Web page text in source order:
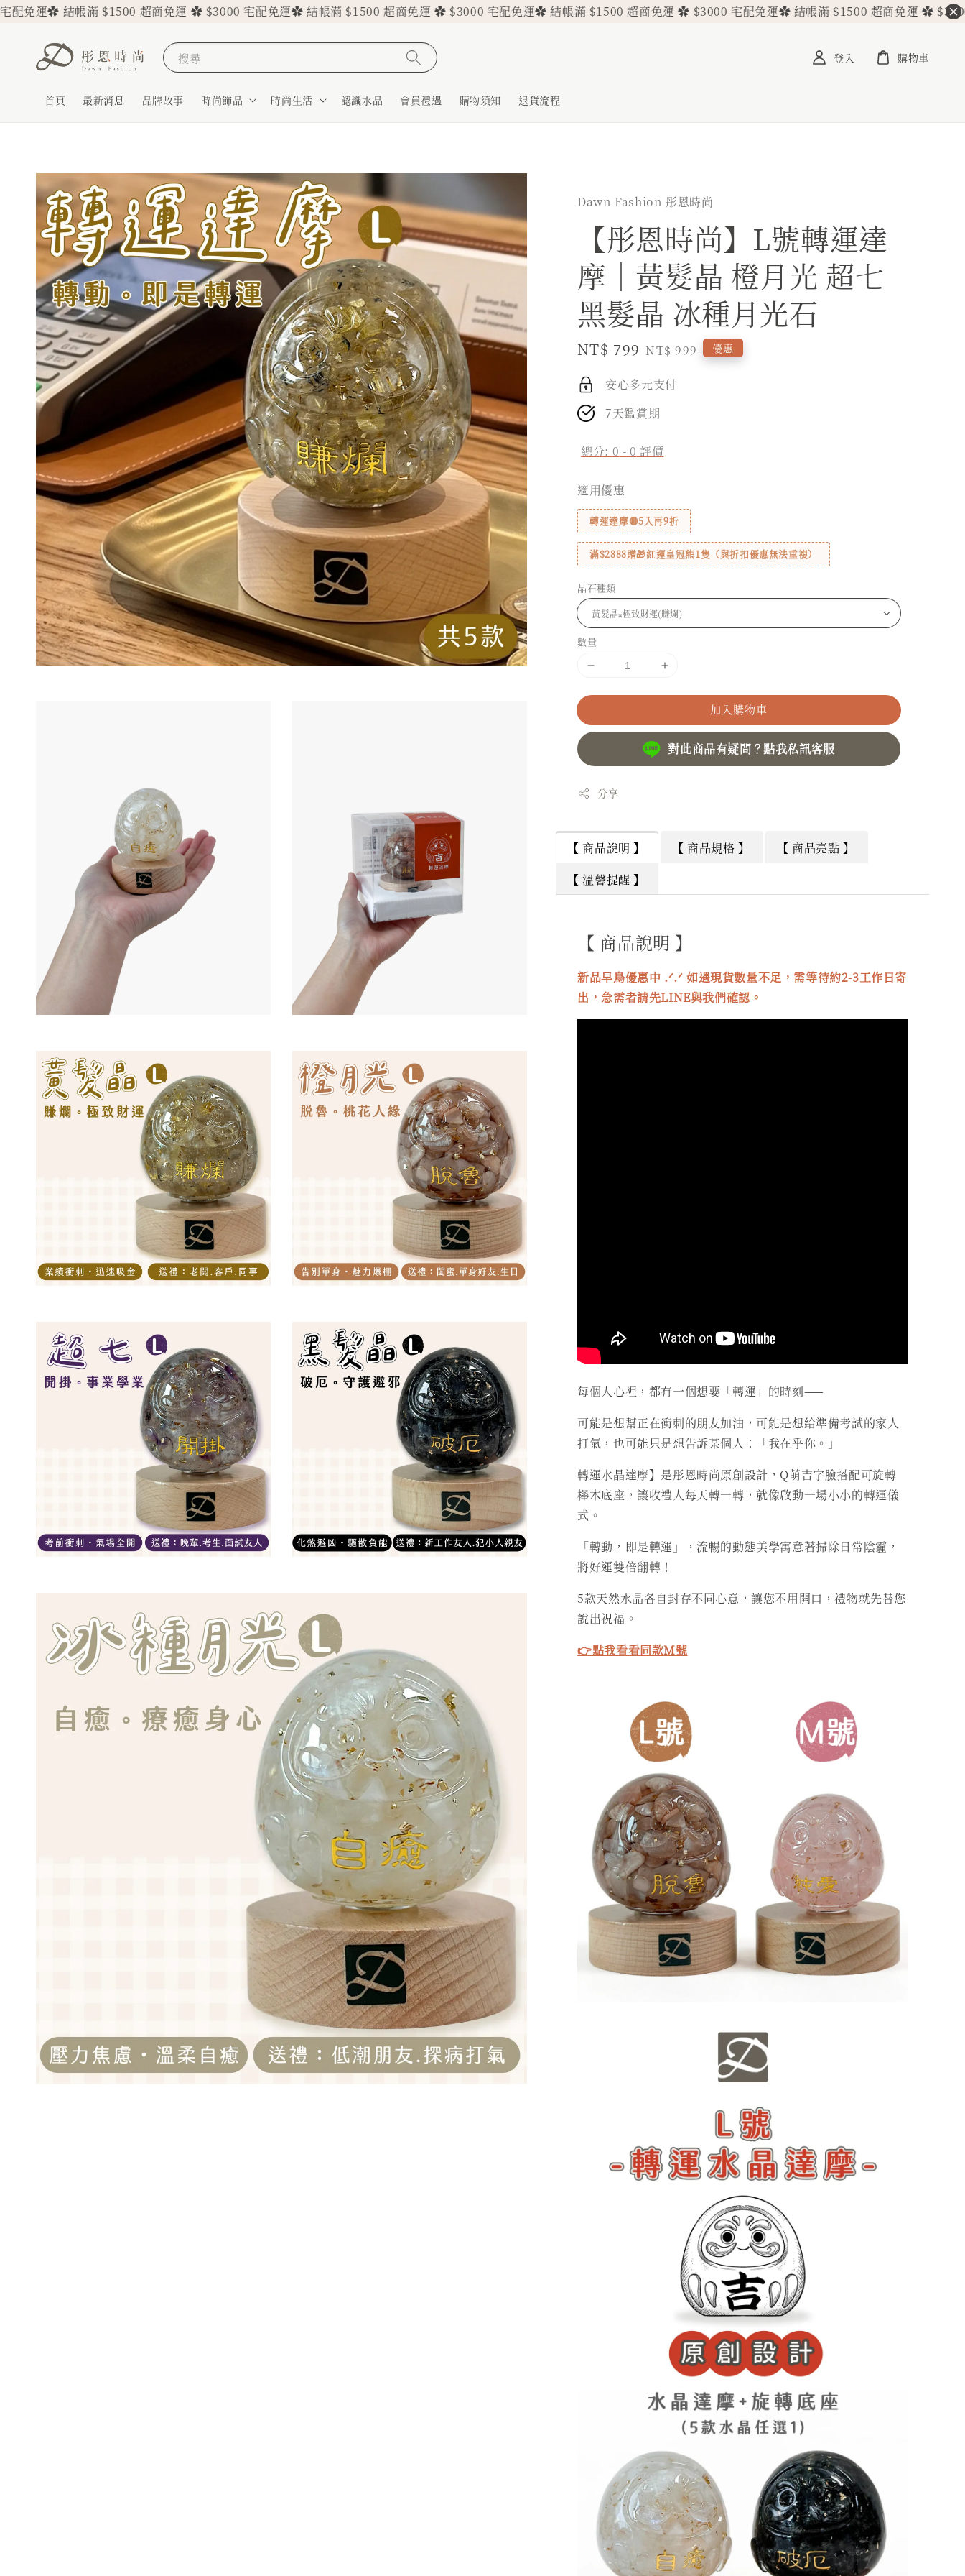
✿ 結帳滿 $1500 超商免運 ✿ $3000 宅配免運✿ 結帳滿 $1500 超商免運 ✿ $3000 宅配免運✿ 結帳滿 $1500 超商免運 ✿ $3000 宅配免運✿ 結帳滿 $1500 超商免運 ✿ $3000 宅配
搜尋
首頁 最新消息 品牌故事 時尚飾品 時尚生活 認識水晶 會員禮遇 購物須知 退貨流程
登入 購物車
Dawn Fashion 彤恩時尚
【彤恩時尚】L號轉運達
摩｜黃髮晶 橙月光 超七
黑髮晶 冰種月光石
Sale
price
NT$ 799 Regular
NT$ 999 優惠
安心多元支付
7天鑑賞期
總分: 0 -0 評價
適用優惠
轉運達摩🔴5入再9折
滿$2888贈🎁紅運皇冠熊1隻（與折扣優惠無法重複）
晶石種類
數量
加入購物車
對此商品有疑問？點我私訊客服
分享
【 商品說明 】 【 商品規格 】
【 商品亮點 】
【 溫馨提醒 】
【 商品說明 】
新品早鳥優惠中 .ᐟ.ᐟ 如遇現貨數量不足，需等待約2-3工作日寄
出，急需者請先LINE與我們確認。
每個人心裡，都有一個想要「轉運」的時刻——
可能是想幫正在衝刺的朋友加油，可能是想給準備考試的家人
打氣，也可能只是想告訴某個人：「我在乎你。」
轉運水晶達摩】是彤恩時尚原創設計，Q萌吉字臉搭配可旋轉
櫸木底座，讓收禮人每天轉一轉，就像啟動一場小小的轉運儀
式。
「轉動，即是轉運」，流暢的動態美學寓意著掃除日常陰霾，
將好運雙倍翻轉！
5款天然水晶各自封存不同心意，讓您不用開口，禮物就先替您
說出祝福。
👉點我看看同款M號